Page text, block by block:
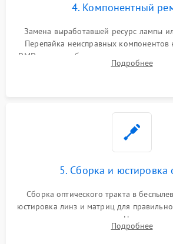
4. Компонентный
Замена выработавшей ресурс лампы
Перепайка неисправных компонентов
DMD-чипа при битых пикселях,
колеса или восстановление сгоревших
Подробнее
5. Сборка и юстировка
Сборка оптического тракта в
юстировка линз и матриц для
и устранения размытия. Надежное
шлейфов, установка датчиков и
Подробнее